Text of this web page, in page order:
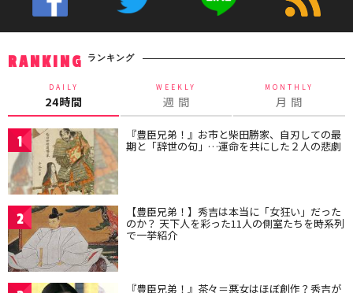
RANKING ランキング
DAILY
24時間
WEEKLY
週 間
MONTHLY
月 間
1 『豊臣兄弟！』お市と柴田勝家、自刃しての最
期と「辞世の句」…運命を共にした２人の悲劇
2 【豊臣兄弟！】秀吉は本当に「女狂い」だった
のか？ 天下人を彩った11人の側室たちを時系列
で一挙紹介
『豊臣兄弟！』茶々＝悪女はほぼ創作？秀吉が